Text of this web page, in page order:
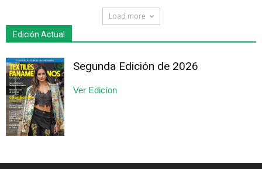
Load more
Edición Actual
Segunda Edición de 2026
Ver Edicíon